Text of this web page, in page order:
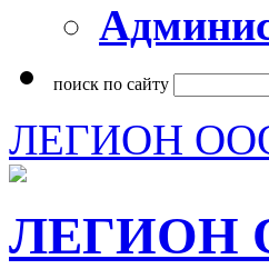
поиск по сайту
ЛЕГИОН
ЛЕГИОН